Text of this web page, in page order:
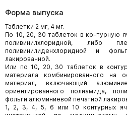
Форма выпуска
Таблетки 2 мг, 4 мг.
По 10, 20, 30 таблеток в контурную
поливинилхлоридной, либо
поливинилиденхлоридной и
лакированной.
Или по 10, 20, 30 таблеток в
материала комбинированного на
материал, включающий
ориентированного полиамида,
фольги алюминиевой печатной
1, 2, 3, 4, 5, 6 или 10 контурных